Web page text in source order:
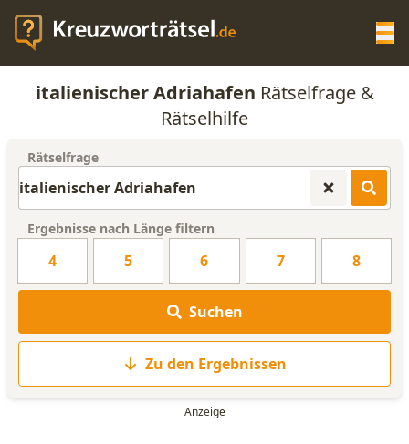
KREUZWORTRÄTSEL-HILFE
ANAGRAMM-GENERATOR
WORTLISTE
italienischer Adriahafen Rätselfrage &
Rätselhilfe
Rätselfrage
Ergebnisse nach Länge filtern
4 5 6 7 8
Suchen
Zu den Ergebnissen